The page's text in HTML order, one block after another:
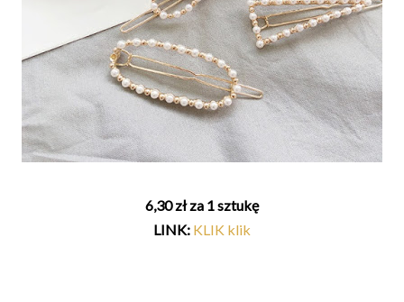
6,30 zł za 1 sztukę
LINK: KLIK klik